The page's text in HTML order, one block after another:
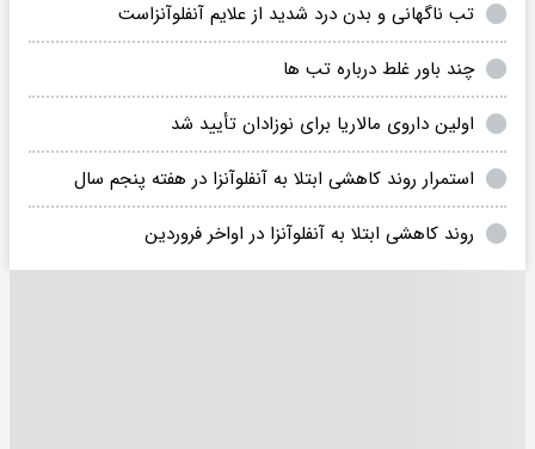
تب ناگهانی و بدن درد شدید از علایم آنفلوآنزاست
چند باور غلط درباره تب ها
اولین داروی مالاریا برای نوزادان تأیید شد
استمرار روند کاهشی ابتلا به آنفلوآنزا در هفته پنجم سال
روند کاهشی ابتلا به آنفلوآنزا در اواخر فروردین‌